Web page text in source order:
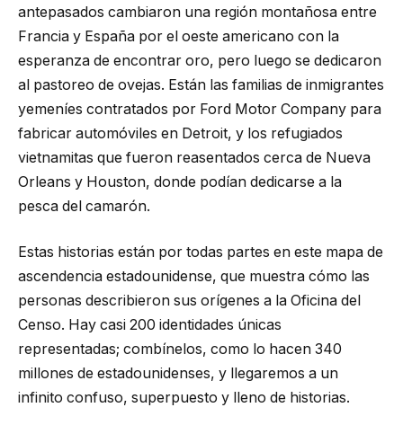
antepasados ​​cambiaron una región montañosa entre
Francia y España por el oeste americano con la
esperanza de encontrar oro, pero luego se dedicaron
al pastoreo de ovejas. Están las familias de inmigrantes
yemeníes contratados por Ford Motor Company para
fabricar automóviles en Detroit, y los refugiados
vietnamitas que fueron reasentados cerca de Nueva
Orleans y Houston, donde podían dedicarse a la
pesca del camarón.
Estas historias están por todas partes en este mapa de
ascendencia estadounidense, que muestra cómo las
personas describieron sus orígenes a la Oficina del
Censo. Hay casi 200 identidades únicas
representadas; combínelos, como lo hacen 340
millones de estadounidenses, y llegaremos a un
infinito confuso, superpuesto y lleno de historias.